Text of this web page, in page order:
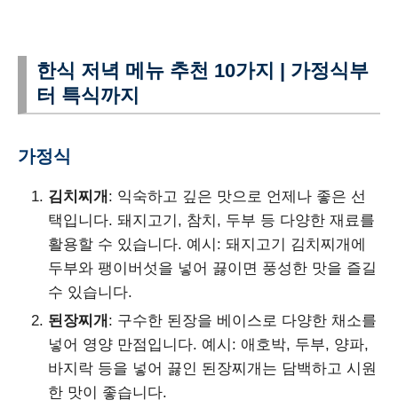
한식 저녁 메뉴 추천 10가지 | 가정식부
터 특식까지
가정식
김치찌개 : 익숙하고 깊은 맛으로 언제나 좋은 선
택입니다. 돼지고기, 참치, 두부 등 다양한 재료를
활용할 수 있습니다. 예시: 돼지고기 김치찌개에
두부와 팽이버섯을 넣어 끓이면 풍성한 맛을 즐길
수 있습니다.
된장찌개 : 구수한 된장을 베이스로 다양한 채소를
넣어 영양 만점입니다. 예시: 애호박, 두부, 양파,
바지락 등을 넣어 끓인 된장찌개는 담백하고 시원
한 맛이 좋습니다.